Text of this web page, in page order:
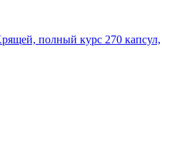
полный курс 270 капсул,